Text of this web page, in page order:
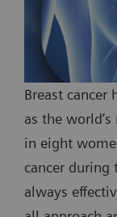
Breast cancer
as the
in eight
cancer during
always